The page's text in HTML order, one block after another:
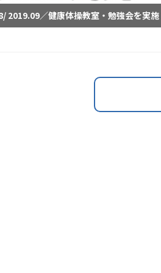
／健康体操教室・勉強会を実施